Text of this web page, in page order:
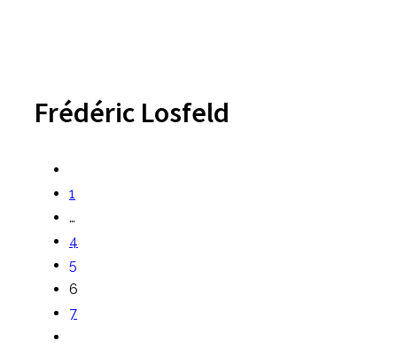
Frédéric Losfeld
1
…
4
5
6
7